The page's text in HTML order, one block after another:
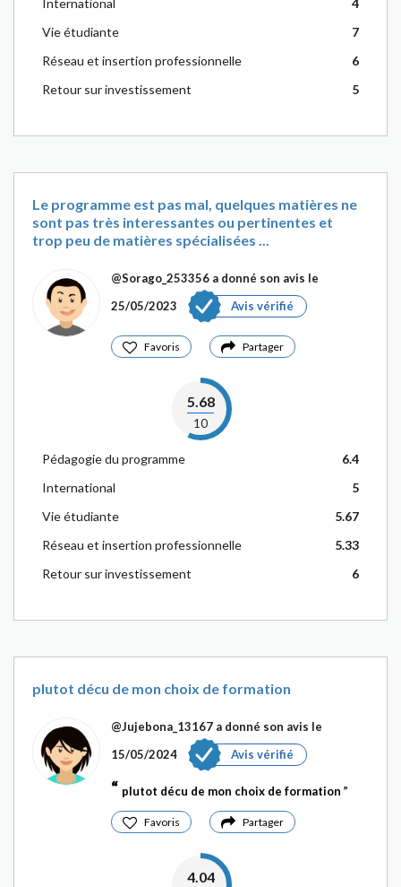
International
4
Vie étudiante
7
Réseau et insertion professionnelle
6
Retour sur investissement
5
Le programme est pas mal, quelques matières ne
sont pas très interessantes ou pertinentes et
trop peu de matières spécialisées ...
@Sorago_253356 a donné son avis le
25/05/2023
Avis vérifié
Favoris Partager
5.68
10
Pédagogie du programme
6.4
International
5
Vie étudiante
5.67
Réseau et insertion professionnelle
5.33
Retour sur investissement
6
plutot décu de mon choix de formation
@Jujebona_13167 a donné son avis le
15/05/2024
Avis vérifié
plutot décu de mon choix de formation
Favoris Partager
4.04